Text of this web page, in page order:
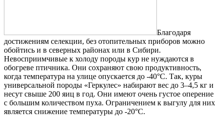
Благодаря
достижениям селекции, без отопительных приборов можно
обойтись и в северных районах или в Сибири.
Невосприимчивые к холоду породы кур не нуждаются в
обогреве птичника. Они сохраняют свою продуктивность,
когда температура на улице опускается до -40°C. Так, куры
универсальной породы «Геркулес» набирают вес до 3–4,5 кг и
несут свыше 200 яиц в год. Они имеют очень густое оперение
с большим количеством пуха. Ограничением к выгулу для них
является снижение температуры до -20°C.